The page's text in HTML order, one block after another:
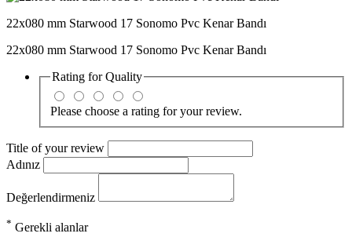
22x080 mm Starwood 17 Sonomo Pvc Kenar Bandı
22x080 mm Starwood 17 Sonomo Pvc Kenar Bandı
Rating forQuality
Please choose a rating for your review.
Title of your review
Adınız
Değerlendirmeniz
* Gerekli alanlar